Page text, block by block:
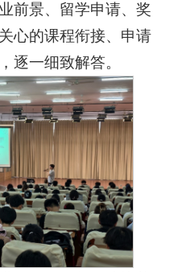
前景、留学申请、奖
心的课程衔接、申请
逐一细致解答。